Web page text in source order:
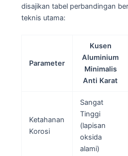
disajikan tabel perbandingan
teknis utama:
Parameter
Kusen
Aluminium
Minimalis
Anti Karat
Ketahanan
Korosi
Sangat
Tinggi
(lapisan
oksida
alami)